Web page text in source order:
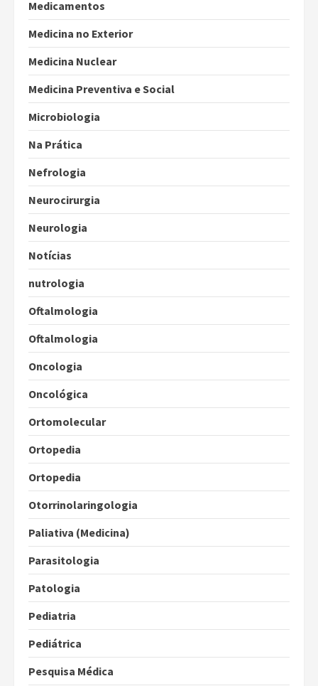
Medicamentos
Medicina no Exterior
Medicina Nuclear
Medicina Preventiva e Social
Microbiologia
Na Prática
Nefrologia
Neurocirurgia
Neurologia
Notícias
nutrologia
Oftalmologia
Oftalmologia
Oncologia
Oncológica
Ortomolecular
Ortopedia
Ortopedia
Otorrinolaringologia
Paliativa (Medicina)
Parasitologia
Patologia
Pediatria
Pediátrica
Pesquisa Médica